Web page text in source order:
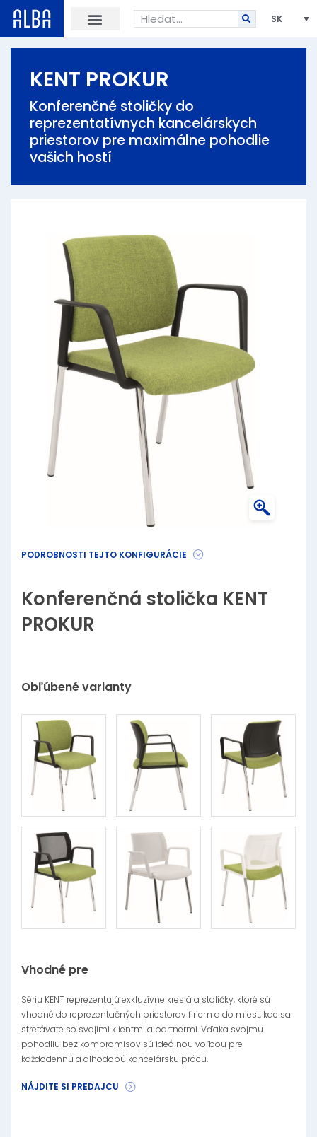
SK
KENT PROKUR
Konferenčné stoličky do
reprezentatívnych kancelárskych
priestorov pre maximálne pohodlie
vašich hostí
PODROBNOSTI TEJTO KONFIGURÁCIE
Konferenčná stolička KENT
PROKUR
Obľúbené varianty
Vhodné pre
Sériu KENT reprezentujú exkluzívne kreslá a stoličky, ktoré sú
vhodné do reprezentačných priestorov firiem a do miest, kde sa
stretávate so svojimi klientmi a partnermi. Vďaka svojmu
pohodliu bez kompromisov sú ideálnou voľbou pre
každodennú a dlhodobú kancelársku prácu.
NÁJDITE SI PREDAJCU